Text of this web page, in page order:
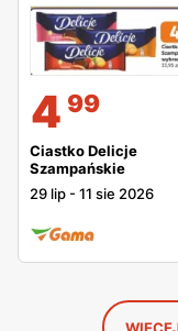
4 99
Ciastko Delicje
Szampańskie
29 lip -11 sie 2026